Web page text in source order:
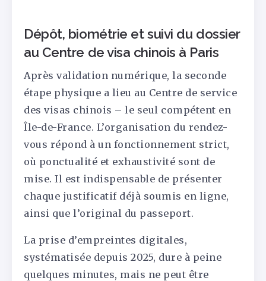
Dépôt, biométrie et suivi du dossier
au Centre de visa chinois à Paris
Après validation numérique, la seconde
étape physique a lieu au Centre de service
des visas chinois – le seul compétent en
Île-de-France. L’organisation du rendez-
vous répond à un fonctionnement strict,
où ponctualité et exhaustivité sont de
mise. Il est indispensable de présenter
chaque justificatif déjà soumis en ligne,
ainsi que l’original du passeport.
La prise d’empreintes digitales,
systématisée depuis 2025, dure à peine
quelques minutes, mais ne peut être